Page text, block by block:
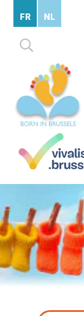
contenu
principal
Rechercher :
FR NL